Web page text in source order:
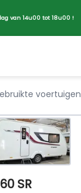
van 14u00 tot 18u00 !
voertuigen
SR